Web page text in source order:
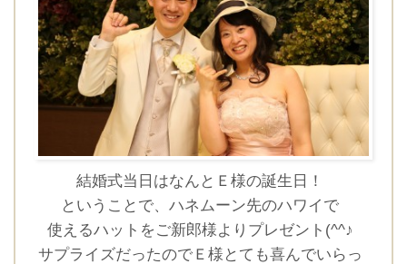
結婚式当日はなんとＥ様の誕生日！
ということで、ハネムーン先のハワイで
使えるハットをご新郎様よりプレゼント(^^♪
サプライズだったのでＥ様とても喜んでいらっ
ブライダルフェア 日時
■■■タイトル■■■
■■■日付■■■